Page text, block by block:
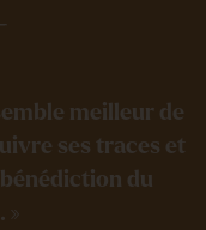
meilleur de
ses traces et
du
»